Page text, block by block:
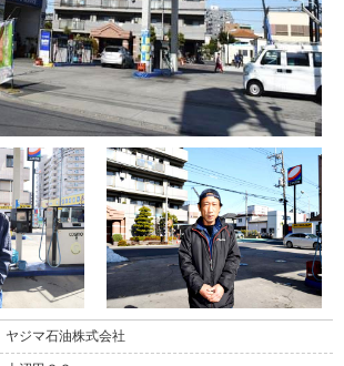
ヤジマ石油株式会社